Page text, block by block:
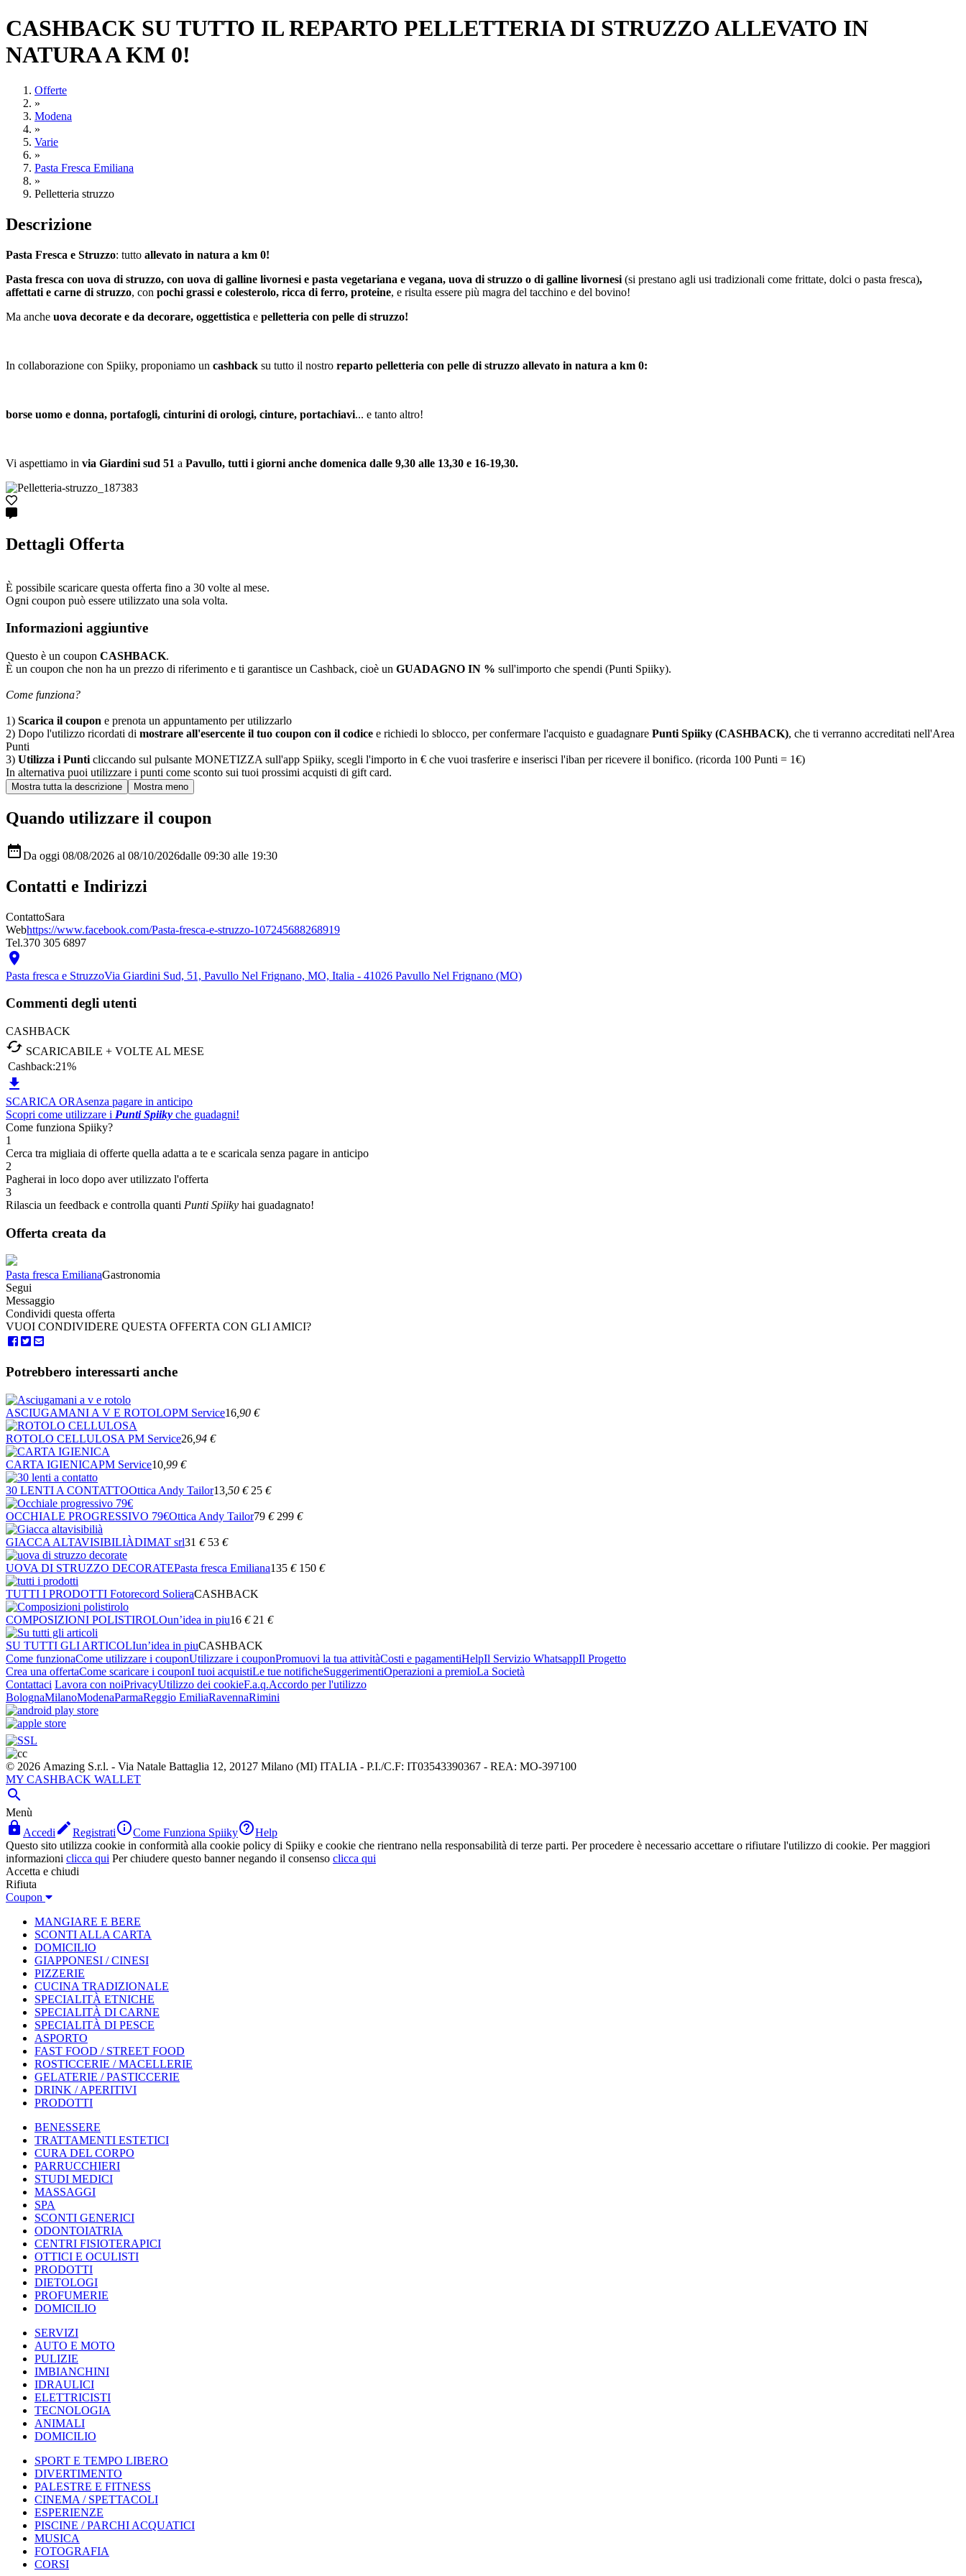
CASHBACK SU TUTTO IL REPARTO PELLETTERIA DI STRUZZO ALLEVATO IN
NATURA A KM 0!
Offerte
»
Modena
»
Varie
»
Pasta Fresca Emiliana
»
Pelletteria struzzo
Descrizione
Pasta Fresca e Struzzo: tutto allevato in natura a km 0!
Pasta fresca con uova di struzzo, con uova di galline livornesi e pasta vegetariana e vegana, uova di struzzo o di galline livornesi (si prestano agli usi tradizionali come frittate, dolci o pasta fresca),
affettati e carne di struzzo, con pochi grassi e colesterolo, ricca di ferro, proteine, e risulta essere più magra del tacchino e del bovino!
Ma anche uova decorate e da decorare, oggettistica e pelletteria con pelle di struzzo!
In collaborazione con Spiiky, proponiamo un cashback su tutto il nostro reparto pelletteria con pelle di struzzo allevato in natura a km 0:
borse uomo e donna, portafogli, cinturini di orologi, cinture, portachiavi... e tanto altro!
Vi aspettiamo in via Giardini sud 51 a Pavullo, tutti i giorni anche domenica dalle 9,30 alle 13,30 e 16-19,30.
Dettagli Offerta
È possibile scaricare questa offerta fino a 30 volte al mese.
Ogni coupon può essere utilizzato una sola volta.
Informazioni aggiuntive
Questo è un coupon CASHBACK.
È un coupon che non ha un prezzo di riferimento e ti garantisce un Cashback, cioè un GUADAGNO IN % sull'importo che spendi (Punti Spiiky).
Come funziona?
1) Scarica il coupon e prenota un appuntamento per utilizzarlo
2) Dopo l'utilizzo ricordati di mostrare all'esercente il tuo coupon con il codice e richiedi lo sblocco, per confermare l'acquisto e guadagnare Punti Spiiky (CASHBACK), che ti verranno accreditati nell'Area
Punti
3) Utilizza i Punti cliccando sul pulsante MONETIZZA sull'app Spiiky, scegli l'importo in € che vuoi trasferire e inserisci l'iban per ricevere il bonifico. (ricorda 100 Punti = 1€)
In alternativa puoi utilizzare i punti come sconto sui tuoi prossimi acquisti di gift card.
Quando utilizzare il coupon
Da oggi 08/08/2026 al 08/10/2026dalle 09:30 alle 19:30
Contatti e Indirizzi
ContattoSara
Webhttps://www.facebook.com/Pasta-fresca-e-struzzo-107245688268919
Tel.370 305 6897

Pasta fresca e StruzzoVia Giardini Sud, 51, Pavullo Nel Frignano, MO, Italia - 41026 Pavullo Nel Frignano (MO)
Commenti degli utenti
CASHBACK
 SCARICABILE + VOLTE AL MESE
Cashback:21%

SCARICA ORAsenza pagare in anticipo
Scopri come utilizzare i Punti Spiiky che guadagni!
Come funziona Spiiky?
1
Cerca tra migliaia di offerte quella adatta a te e scaricala senza pagare in anticipo
2
Pagherai in loco dopo aver utilizzato l'offerta
3
Rilascia un feedback e controlla quanti Punti Spiiky hai guadagnato!
Offerta creata da
Pasta fresca EmilianaGastronomia
Segui
Messaggio
Condividi questa offerta
VUOI CONDIVIDERE QUESTA OFFERTA CON GLI AMICI?
Potrebbero interessarti anche
ASCIUGAMANI A V E ROTOLOPM Service16 ,90 €
ROTOLO CELLULOSA PM Service26 ,94 €
CARTA IGIENICAPM Service10 ,99 €
30 LENTI A CONTATTOOttica Andy Tailor13 ,50 € 25 €
OCCHIALE PROGRESSIVO 79€Ottica Andy Tailor79 € 299 €
GIACCA ALTAVISIBILIÀDIMAT srl31 € 53 €
UOVA DI STRUZZO DECORATEPasta fresca Emiliana135 € 150 €
TUTTI I PRODOTTI Fotorecord SolieraCASHBACK
COMPOSIZIONI POLISTIROLOun’idea in piu16 € 21 €
SU TUTTI GLI ARTICOLIun’idea in piuCASHBACK
Come funzionaCome utilizzare i couponUtilizzare i couponPromuovi la tua attivitàCosti e pagamentiHelpIl Servizio WhatsappIl Progetto
Crea una offertaCome scaricare i couponI tuoi acquistiLe tue notificheSuggerimentiOperazioni a premioLa Società
Contattaci Lavora con noiPrivacyUtilizzo dei cookieF.a.q.Accordo per l'utilizzo
BolognaMilanoModenaParmaReggio EmiliaRavennaRimini
© 2026 Amazing S.r.l. - Via Natale Battaglia 12, 20127 Milano (MI) ITALIA - P.I./C.F: IT03543390367 - REA: MO-397100
MY CASHBACK WALLET

Menù
 Accedi RegistratiCome Funziona SpiikyHelp
Questo sito utilizza cookie in conformità alla cookie policy di Spiiky e cookie che rientrano nella responsabilità di terze parti. Per procedere è necessario accettare o rifiutare l'utilizzo di cookie. Per maggiori
informazioni clicca qui Per chiudere questo banner negando il consenso clicca qui
Accetta e chiudi
Rifiuta
Coupon
MANGIARE E BERE
SCONTI ALLA CARTA
DOMICILIO
GIAPPONESI / CINESI
PIZZERIE
CUCINA TRADIZIONALE
SPECIALITÀ ETNICHE
SPECIALITÀ DI CARNE
SPECIALITÀ DI PESCE
ASPORTO
FAST FOOD / STREET FOOD
ROSTICCERIE / MACELLERIE
GELATERIE / PASTICCERIE
DRINK / APERITIVI
PRODOTTI
BENESSERE
TRATTAMENTI ESTETICI
CURA DEL CORPO
PARRUCCHIERI
STUDI MEDICI
MASSAGGI
SPA
SCONTI GENERICI
ODONTOIATRIA
CENTRI FISIOTERAPICI
OTTICI E OCULISTI
PRODOTTI
DIETOLOGI
PROFUMERIE
DOMICILIO
SERVIZI
AUTO E MOTO
PULIZIE
IMBIANCHINI
IDRAULICI
ELETTRICISTI
TECNOLOGIA
ANIMALI
DOMICILIO
SPORT E TEMPO LIBERO
DIVERTIMENTO
PALESTRE E FITNESS
CINEMA / SPETTACOLI
ESPERIENZE
PISCINE / PARCHI ACQUATICI
MUSICA
FOTOGRAFIA
CORSI